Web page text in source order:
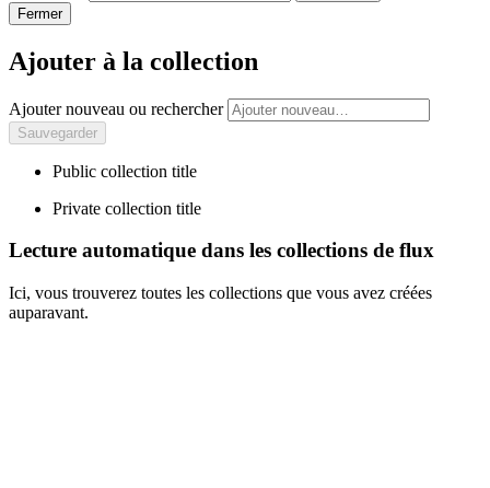
Fermer
Ajouter à la collection
Ajouter nouveau ou rechercher
Public collection title
Private collection title
Lecture automatique dans les collections de flux
Ici, vous trouverez toutes les collections que vous avez créées
auparavant.